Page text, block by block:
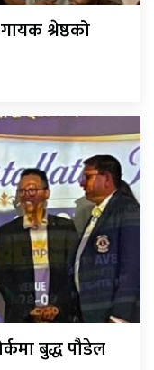
श्रेष्ठको
बुद्ध पौडेल